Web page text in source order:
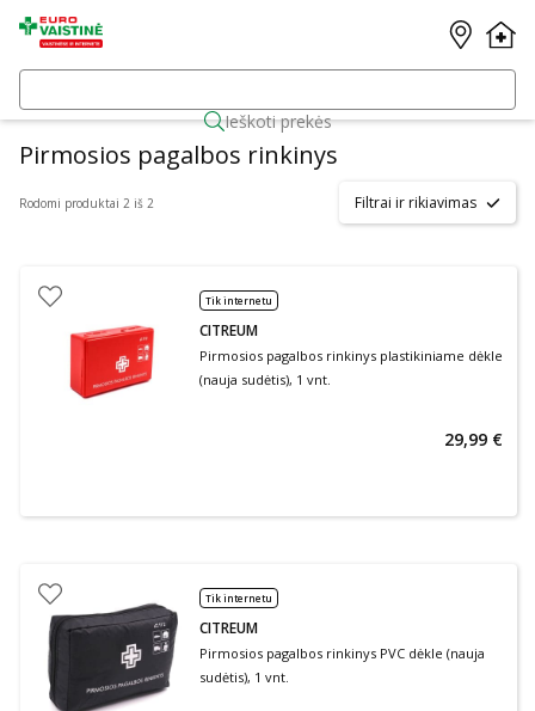
Ieškoti prekės
Pirmosios pagalbos rinkinys
Rodomi produktai 2 iš 2 Filtrai ir rikiavimas
Tik internetu
CITREUM
Pirmosios pagalbos rinkinys plastikiniame dėkle
(nauja sudėtis), 1 vnt.
29,99 €
Tik internetu
CITREUM
Pirmosios pagalbos rinkinys PVC dėkle (nauja
sudėtis), 1 vnt.